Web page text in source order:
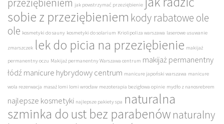
przeziębieniem jak powstrzymać przeziębienie
sobie z przeziębieniem kody rabatowe ole
ole kosmetyki do sauny kosmetyki do solarium Kriolipoliza warszawa laserowe usuwanie
zmarszczek lek do picia na przeziębienie makijaż
permanentny oczu Makijaż permanentny Warszawa centrum makijaż permanentny
łódź manicure hybrydowy centrum manicure japoński warszawa manicure
wola rezerwacja masaż lomi lomi wrocław mezoterapia bezigłowa opinie mydło z nanosrebrem
najlepsze kosmetyki najlepsze pakiety spa naturalna
szminka do ust bez parabenów naturalny